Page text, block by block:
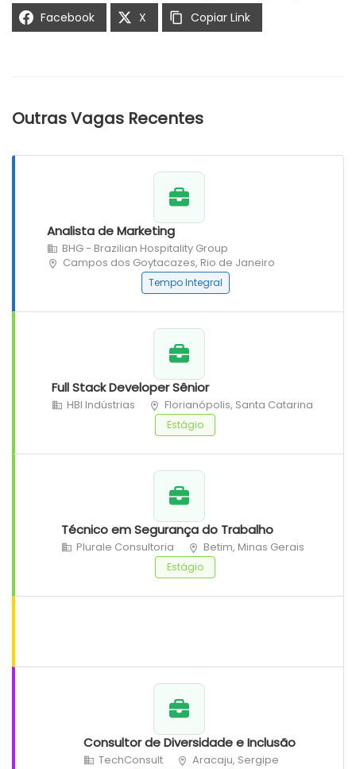
Facebook
X Copiar Link
Outras Vagas Recentes
Analista de Marketing
BHG - Brazilian Hospitality Group
Campos dos Goytacazes, Rio de Janeiro
Tempo Integral
Full Stack Developer Sênior
HBI Indústrias Florianópolis, Santa Catarina
Estágio
Técnico em Segurança do Trabalho
Plurale Consultoria Betim, Minas Gerais
Estágio
Consultor de Diversidade e Inclusão
TechConsult Aracaju, Sergipe